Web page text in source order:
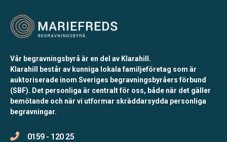
Vår begravningsbyrå är en del av Klarahill.
Klarahill består av kunniga lokala familjeföretag som är
auktoriserade inom Sveriges begravningsbyråers förbund
(SBF). Det personliga är centralt för oss, både när det gäller
bemötande och när vi utformar skräddarsydda personliga
begravningar.
0159 - 120 25